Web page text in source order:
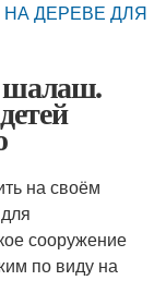
ДЕРЕВЕ ДЛЯ
шалаш.
на своём
сооружение
по виду на